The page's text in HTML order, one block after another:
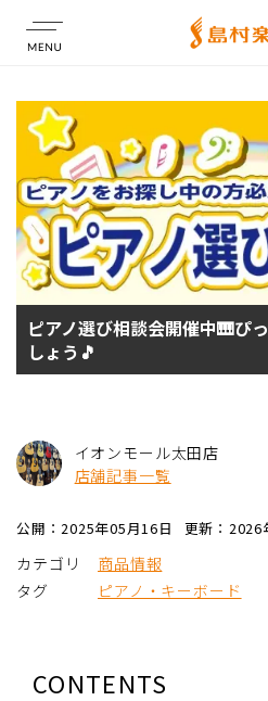
店舗情報
ピアノ選び相談会開催中🎹ぴ
しょう🎵
イオンモール太田店
店舗記事一覧
公開：2025年05月16日 更新：2026
カテゴリ
商品情報
タグ
ピアノ・キーボード
CONTENTS